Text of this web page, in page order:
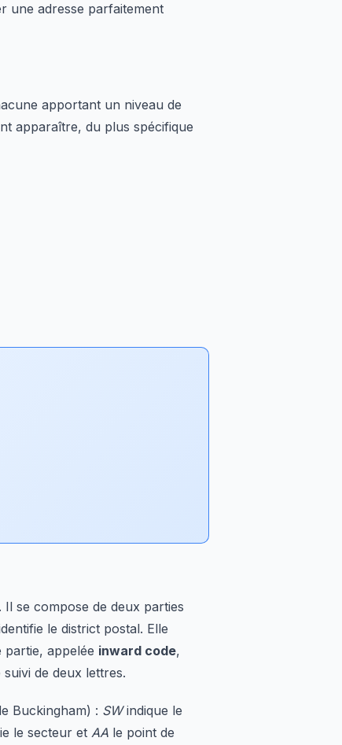
une adresse parfaitement
apportant un niveau de
apparaître, du plus spécifique
se compose de deux parties
le district postal. Elle
appelée inward code,
de deux lettres.
Buckingham) : SWindique le
le secteur et AA le point de